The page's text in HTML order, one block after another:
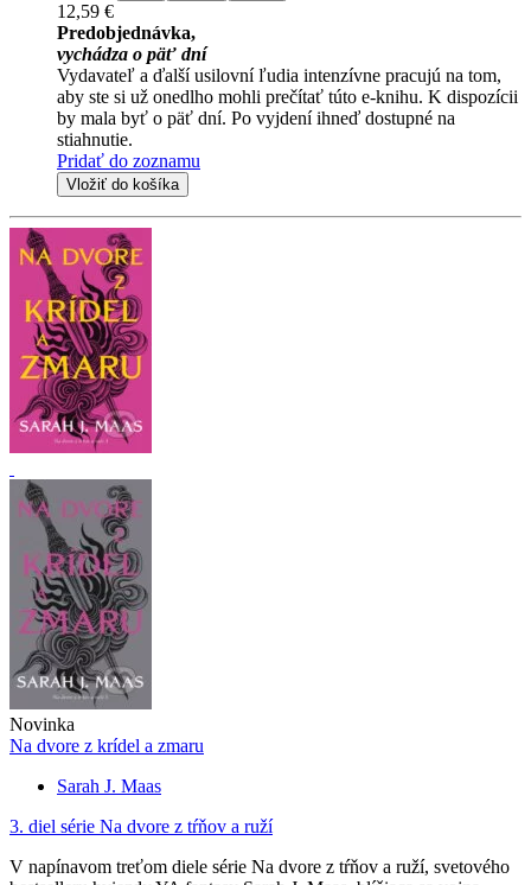
12,59 €
Predobjednávka,
vychádza o päť dní
Vydavateľ a ďalší usilovní ľudia intenzívne pracujú na tom,
aby ste si už onedlho mohli prečítať túto e-knihu. K dispozícii
by mala byť o päť dní. Po vyjdení ihneď dostupné na
stiahnutie.
Pridať do zoznamu
Vložiť do košíka
Novinka
Na dvore z krídel a zmaru
Sarah J. Maas
3. diel série Na dvore z tŕňov a ruží
V napínavom treťom diele série Na dvore z tŕňov a ruží, svetového